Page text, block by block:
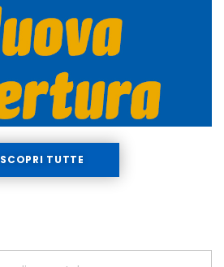
SCOPRI TUTTE